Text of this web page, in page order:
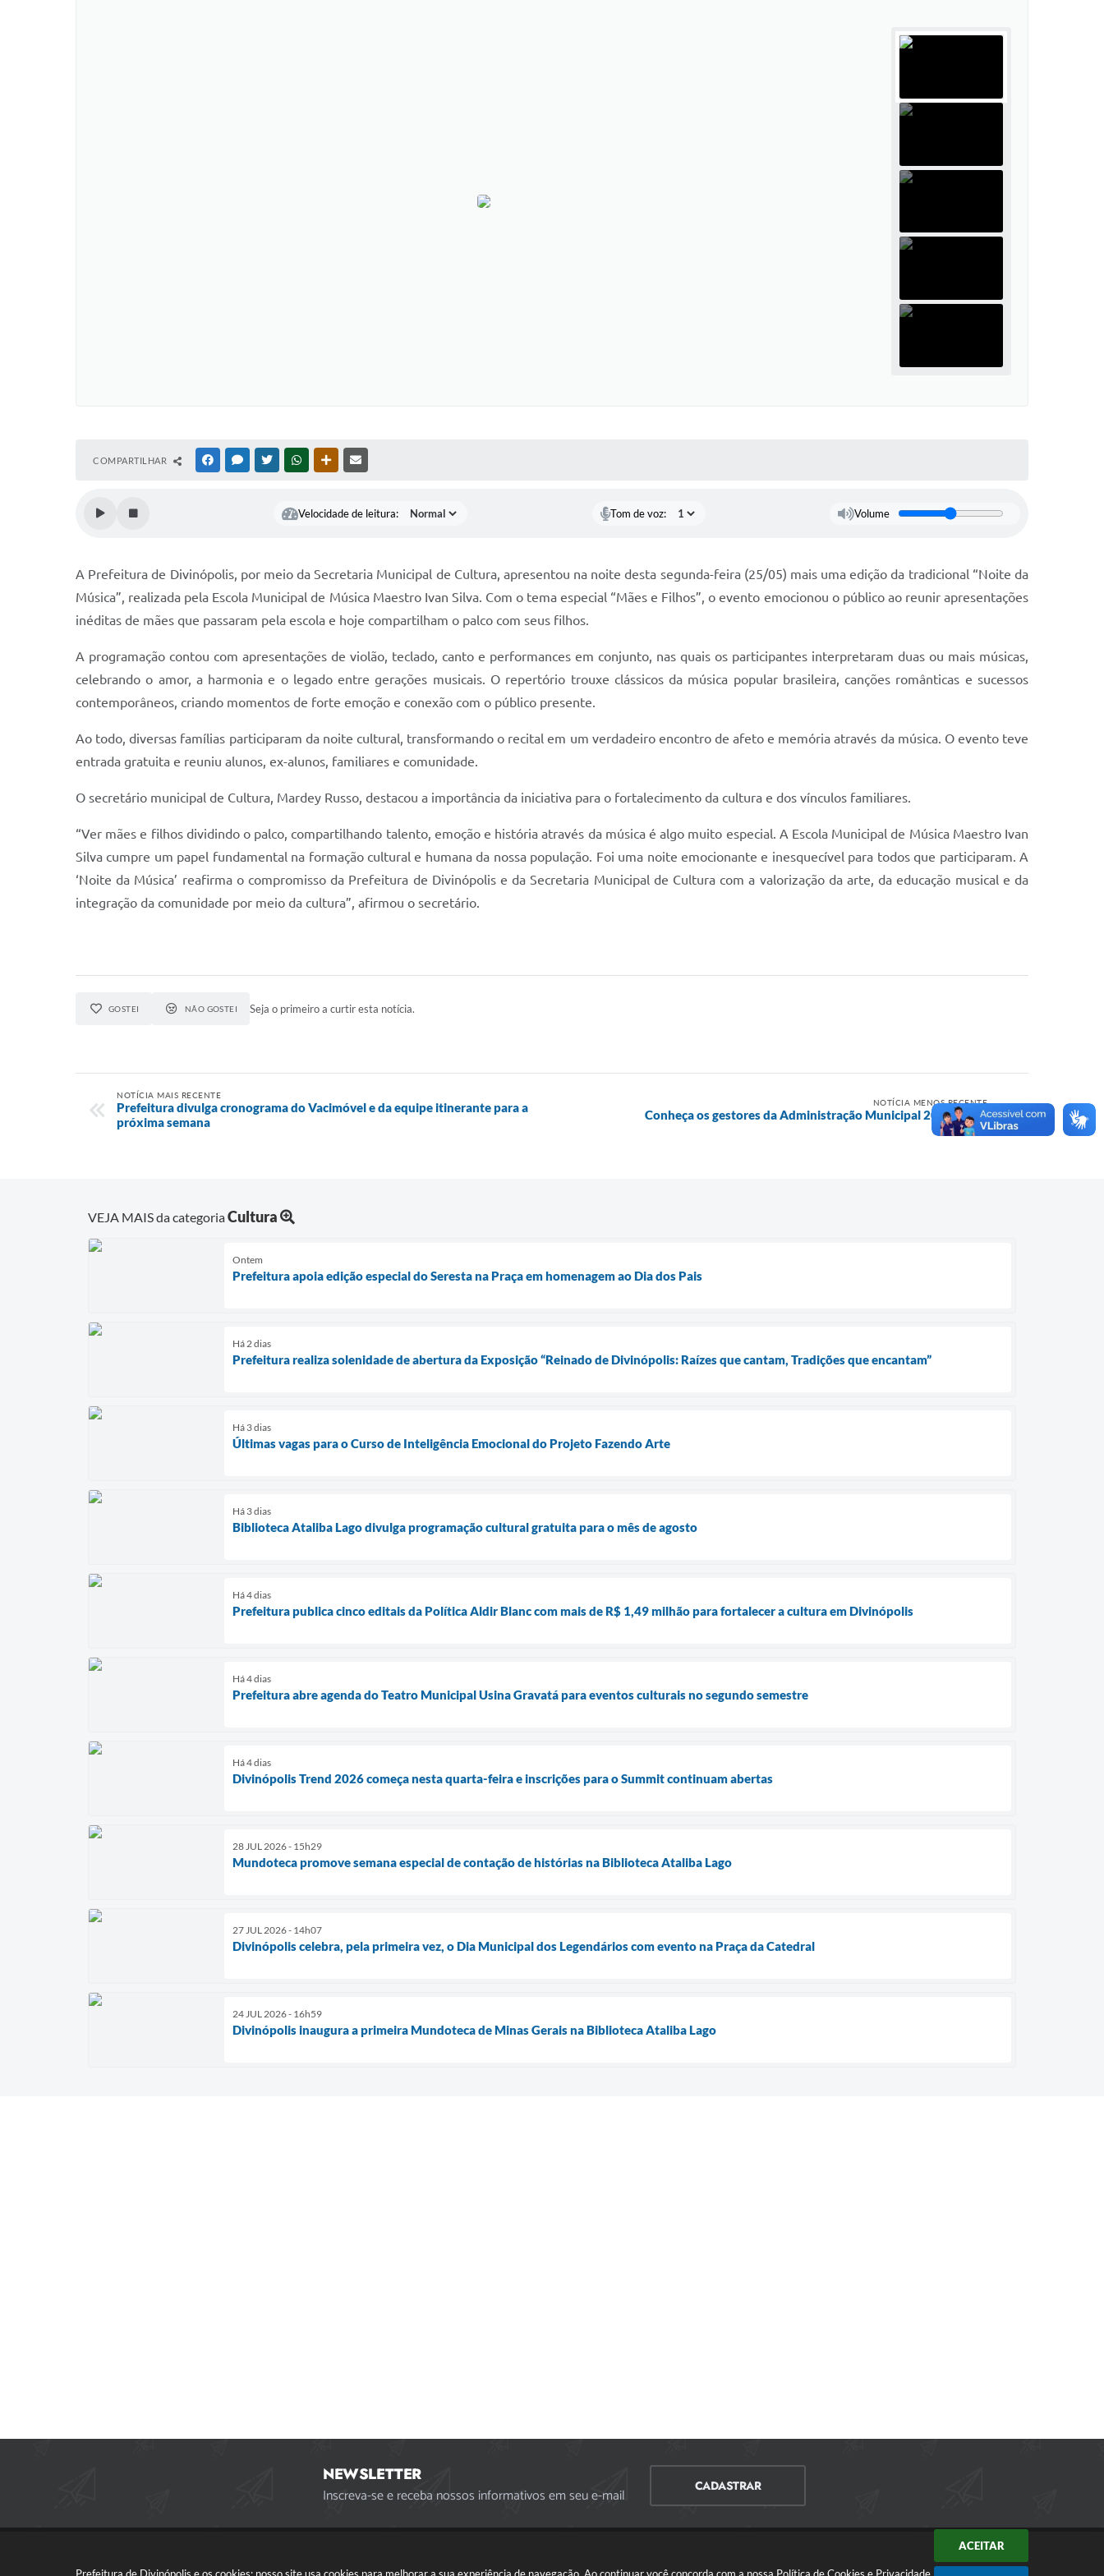
ACEITAR
COMPARTILHAR FACEBOOKMESSENGER
TWITTERWHATSAPPOUTRAS MÍDIAS
Velocidade de leitura: Tom de voz: Volume
A Prefeitura de Divinópolis, por meio da Secretaria Municipal de Cultura, apresentou na noite desta segunda-feira (25/05) mais uma edição da tradicional “Noite da
Música”, realizada pela Escola Municipal de Música Maestro Ivan Silva. Com o tema especial “Mães e Filhos”, o evento emocionou o público ao reunir apresentações
inéditas de mães que passaram pela escola e hoje compartilham o palco com seus filhos.
A programação contou com apresentações de violão, teclado, canto e performances em conjunto, nas quais os participantes interpretaram duas ou mais músicas,
celebrando o amor, a harmonia e o legado entre gerações musicais. O repertório trouxe clássicos da música popular brasileira, canções românticas e sucessos
contemporâneos, criando momentos de forte emoção e conexão com o público presente.
Ao todo, diversas famílias participaram da noite cultural, transformando o recital em um verdadeiro encontro de afeto e memória através da música. O evento teve
entrada gratuita e reuniu alunos, ex-alunos, familiares e comunidade.
O secretário municipal de Cultura, Mardey Russo, destacou a importância da iniciativa para o fortalecimento da cultura e dos vínculos familiares.
“Ver mães e filhos dividindo o palco, compartilhando talento, emoção e história através da música é algo muito especial. A Escola Municipal de Música Maestro Ivan
Silva cumpre um papel fundamental na formação cultural e humana da nossa população. Foi uma noite emocionante e inesquecível para todos que participaram. A
‘Noite da Música’ reafirma o compromisso da Prefeitura de Divinópolis e da Secretaria Municipal de Cultura com a valorização da arte, da educação musical e da
integração da comunidade por meio da cultura”, afirmou o secretário.
GOSTEI NÃO GOSTEI Seja o primeiro a curtir esta notícia.
NOTÍCIA MAIS RECENTE
Prefeitura divulga cronograma do Vacimóvel e da equipe itinerante para a
próxima semana
NOTÍCIA MENOS RECENTE
Conheça os gestores da Administração Municipal 2026/2028
VEJA MAIS da categoriaCultura
Ontem
Prefeitura apoia edição especial do Seresta na Praça em homenagem ao Dia dos Pais
Há 2 dias
Prefeitura realiza solenidade de abertura da Exposição “Reinado de Divinópolis: Raízes que cantam, Tradições que encantam”
Há 3 dias
Últimas vagas para o Curso de Inteligência Emocional do Projeto Fazendo Arte
Há 3 dias
Biblioteca Ataliba Lago divulga programação cultural gratuita para o mês de agosto
Há 4 dias
Prefeitura publica cinco editais da Política Aldir Blanc com mais de R$ 1,49 milhão para fortalecer a cultura em Divinópolis
Há 4 dias
Prefeitura abre agenda do Teatro Municipal Usina Gravatá para eventos culturais no segundo semestre
Há 4 dias
Divinópolis Trend 2026 começa nesta quarta-feira e inscrições para o Summit continuam abertas
28 JUL 2026 - 15h29
Mundoteca promove semana especial de contação de histórias na Biblioteca Ataliba Lago
27 JUL 2026 - 14h07
Divinópolis celebra, pela primeira vez, o Dia Municipal dos Legendários com evento na Praça da Catedral
24 JUL 2026 - 16h59
Divinópolis inaugura a primeira Mundoteca de Minas Gerais na Biblioteca Ataliba Lago
NEWSLETTER
Inscreva-se e receba nossos informativos em seu e-mail CADASTRAR